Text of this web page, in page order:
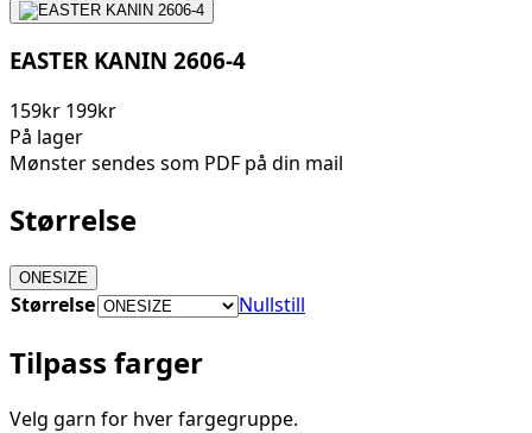
EASTER KANIN 2606-4
159kr 199kr
På lager
Mønster sendes som PDF på din mail
Størrelse
ONESIZE
Størrelse Nullstill
Tilpass farger
Velg garn for hver fargegruppe.